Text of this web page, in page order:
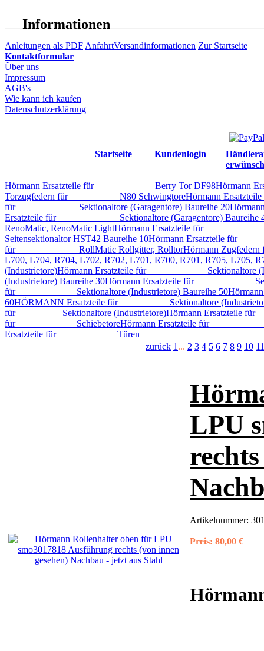
Informationen
Anleitungen als PDF AnfahrtVersandinformationen Zur Startseite
Kontaktformular
Über uns
Impressum
AGB's
Wie kann ich kaufen
Datenschutzerklärung
Startseite Kundenlogin
Hörmann Ersatzteile für_____________Berry Tor DF98Hörmann
Torzugfedern für___________N80 SchwingtoreHörmann
für _____________Sektionaltore (Garagentore) Baureihe 20
Ersatzteile für _____________Sektionaltore (Garagentore) Baureihe
RenoMatic, RenoMatic LightHörmann Ersatzteile für
Seitensektionaltor HST42 Baureihe 10Hörmann Ersatzteile
für_____________ RollMatic Rollgitter, RolltorHörmann Zugfedern
L700, L704, R704, L702, R702, L701, R700, R701, R705, L705,
(Industrietore)Hörmann Ersatzteile für_____________Sektionaltore
(Industrietore) Baureihe 30Hörmann Ersatzteile
für_____________Sektionaltore (Industrietore) Baureihe 50
60HÖRMANN Ersatzteile für___________Sektionaltore
für__________Sektionaltore (Industrietore)Hörmann Ersatzteile
für_____________SchiebetoreHörmann Ersatzteile
Ersatzteile für_____________Türen
zurück 1 ... 2 3 4 5 6 7 8 9 10 11
LPU
Artikelnummer:
Preis: 80,00 €